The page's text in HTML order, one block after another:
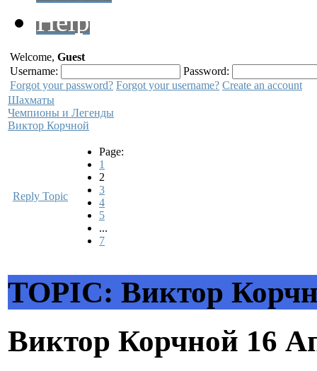
Help
Welcome, Guest
Username:
Password:
Forgot your password? Forgot your username? Create an account
Шахматы
Чемпионы и Легенды
Виктор Корчной
Reply Topic
Page:
1
2
3
4
5
...
7
TOPIC: Виктор
Виктор Корчной 16